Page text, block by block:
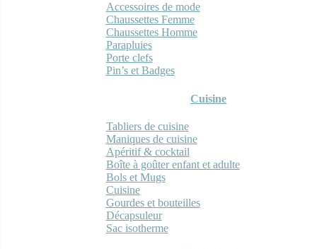
Accessoires de mode
Chaussettes Femme
Chaussettes Homme
Parapluies
Porte clefs
Pin’s et Badges
Cuisine
Tabliers de cuisine
Maniques de cuisine
Apéritif & cocktail
Boîte à goûter enfant et adulte
Bols et Mugs
Cuisine
Gourdes et bouteilles
Décapsuleur
Sac isotherme